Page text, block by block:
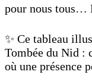
pour nous tous…
✨ Ce tableau
Tombée du Nid :
où une présence